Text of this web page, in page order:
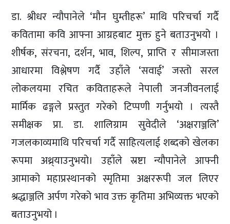
डा. श्रीधर न्यौपानेले ‘मौन घुम्तीहरू’ माथि परिचर्चा गर्दै
कवितामा कवि आफ्ना आग्रहबाट मुक्त हुने बताउनुभयो ।
शीर्षक, संरचना, दर्शन, भाव, शिल्प, प्राप्ति र सीमाजस्ता
आधारमा विश्लेषण गर्दै उहाँले ‘सवाई’ जस्तो सरल
लोकलयमा रचित कविताहरूले नेपाली जनजीवनलाई
मार्मिक ढङ्गले प्रस्तुत गरेको टिप्पणी गर्नुभयो । त्यस्तै
समीक्षक प्रा. डा. शालिग्राम सुवेदीले ‘अक्षराञ्जलि’
गजलकाव्यमाथि परिचर्चा गर्दै साहित्यलाई शब्दको खेलका
रूपमा अथ्र्याउनुभयो। उहाँले स्रष्टा न्यौपानेले आफ्नी
आमाको महाप्रस्थानको स्मृतिमा अक्षररूपी जल लिएर
श्रद्धाञ्जलि अर्पण गरेको भाव उक्त कृतिमा अभिव्यक्त भएको
बताउनुभयो ।